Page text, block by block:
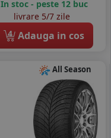
In stoc - peste 12 buc
livrare 5/7 zile
4 Adauga in cos
All Season